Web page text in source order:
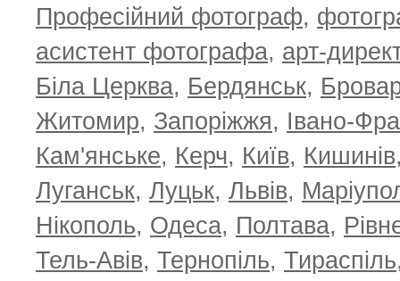
Професійний фотограф,
асистент фотографа, арт-
Біла Церква, Бердянськ,
Житомир, Запоріжжя, Івано-
Кам'янське, Керч, Київ, Кишинів
Луганськ, Луцьк, Львів,
Нікополь, Одеса, Полтава,
Тель-Авів, Тернопіль, Тираспіль